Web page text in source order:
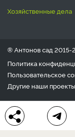
хозяйственные дела
® Антонов сад 2015-
Политика
Пользовательское
Другие наши
Любое
письменного